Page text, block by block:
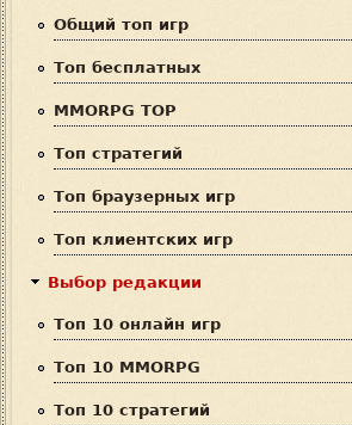
Общий топ игр
Топ бесплатных
MMORPG TOP
Топ стратегий
Топ браузерных игр
Топ клиентских игр
Выбор редакции
Топ 10 онлайн игр
Топ 10 MMORPG
Топ 10 стратегий